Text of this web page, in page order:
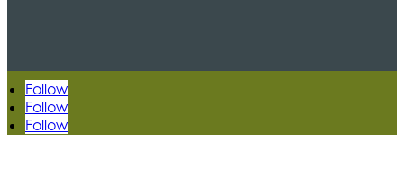
Follow
Follow
Follow